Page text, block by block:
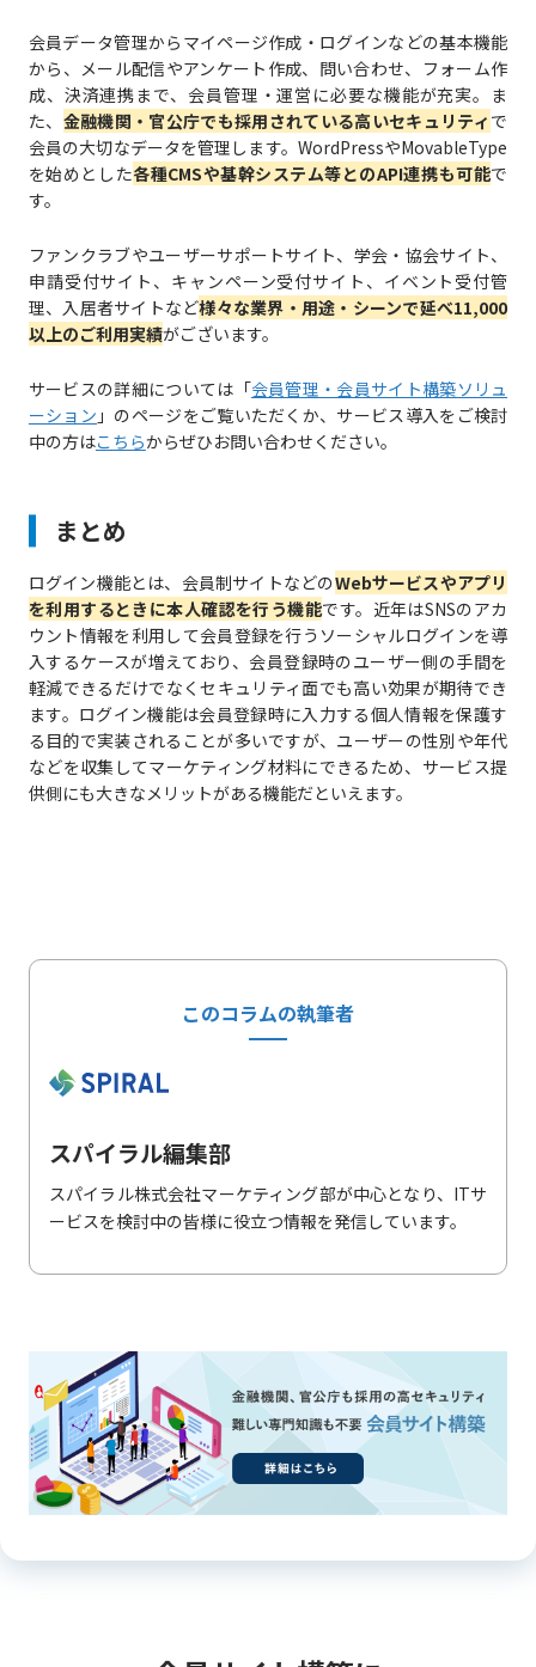
会員データ管理からマイページ作成・ログインなどの基本機能
から、メール配信やアンケート作成、問い合わせ、フォーム作
成、決済連携まで、会員管理・運営に必要な機能が充実。ま
た、 金融機関・官公庁でも採用されている高いセキュリティ で
会員の大切なデータを管理します。WordPressやMovableType
を始めとした各種CMSや基幹システム等とのAPI連携も可能で
す。
ファンクラブやユーザーサポートサイト、学会・協会サイト、
申請受付サイト、キャンペーン受付サイト、イベント受付管
理、入居者サイトなど様々な業界・用途・シーンで延べ11,000
以上のご利用実績がございます。
サービスの詳細については「会員管理・会員サイト構築ソリュ
ーション 」のページをご覧いただくか、サービス導入をご検討
中の方はこちらからぜひお問い合わせください。
まとめ
ログイン機能とは、会員制サイトなどのWebサービスやアプリ
を利用するときに本人確認を行う機能です。近年はSNSのアカ
ウント情報を利用して会員登録を行うソーシャルログインを導
入するケースが増えており、会員登録時のユーザー側の手間を
軽減できるだけでなくセキュリティ面でも高い効果が期待でき
ます。ログイン機能は会員登録時に入力する個人情報を保護す
る目的で実装されることが多いですが、ユーザーの性別や年代
などを収集してマーケティング材料にできるため、サービス提
供側にも大きなメリットがある機能だといえます。
このコラムの執筆者
スパイラル編集部
スパイラル株式会社マーケティング部が中心となり、ITサ
ービスを検討中の皆様に役立つ情報を発信しています。